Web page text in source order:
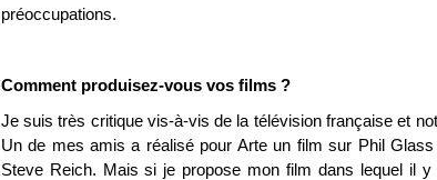
préoccupations.
Comment produisez-vous vos films ?
Je suis très critique vis-à-vis de la télévision française et
Un de mes amis a réalisé pour Arte un film sur Phil
Steve Reich. Mais si je propose mon film dans lequel il y